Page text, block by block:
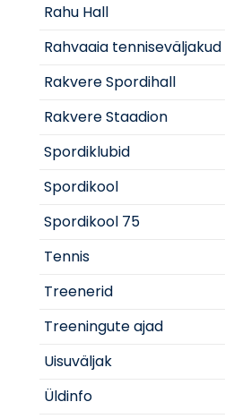
Rahu Hall
Rahvaaia tenniseväljakud
Rakvere Spordihall
Rakvere Staadion
Spordiklubid
Spordikool
Spordikool 75
Tennis
Treenerid
Treeningute ajad
Uisuväljak
Üldinfo